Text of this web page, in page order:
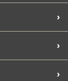
›
›
›